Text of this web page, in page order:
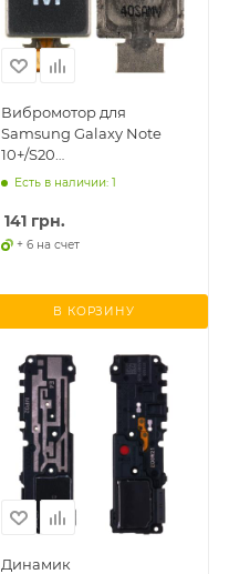
Вибромотор для
Samsung Galaxy Note
10+/S20
Ultra/S20/S20+/S21
оригинал
Есть в наличии: 1
141 грн.
+ 6 на счет
В КОРЗИНУ
Динамик